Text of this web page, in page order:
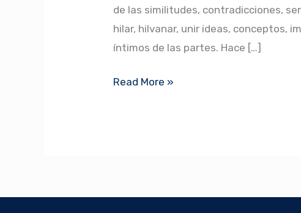
de las similitudes, contradicciones,
hilar, hilvanar, unir ideas, conceptos,
íntimos de las partes. Hace […]
Read More »